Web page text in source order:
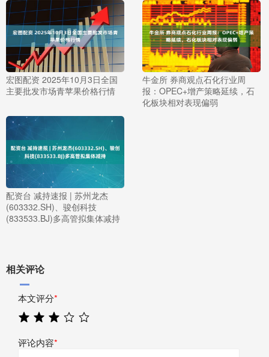
宏图配资 2025年10月3日全国
主要批发市场青苹果价格行情
牛金所 券商观点石化行业周
报：OPEC+增产策略延续，石
化板块相对表现偏弱
配资台 减持速报 | 苏州龙杰
(603332.SH)、骏创科技
(833533.BJ)多高管拟集体减持
相关评论
本文评分*
评论内容*